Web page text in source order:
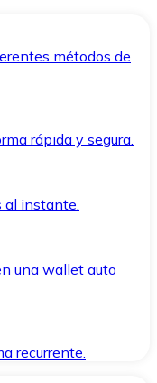
métodos de
rápida y segura.
al instante.
una wallet auto
recurrente.